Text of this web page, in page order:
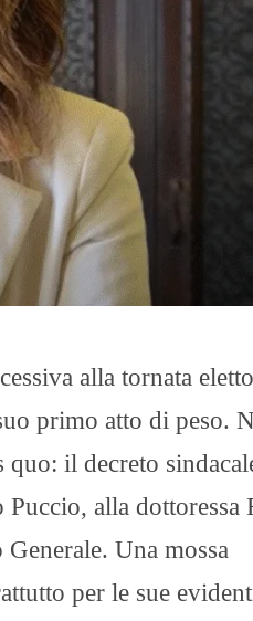
alla tornata
primo atto di peso.
il decreto
alla dottoressa
​Una mossa
per le sue